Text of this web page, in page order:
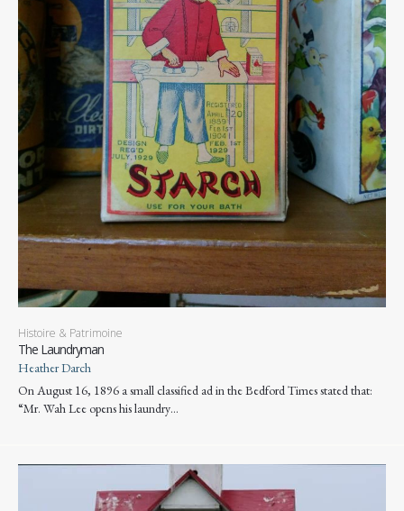
Histoire & Patrimoine
The Laundryman
Heather Darch
On August 16, 1896 a small classified ad in the Bedford Times stated that:
“Mr. Wah Lee opens his laundry…